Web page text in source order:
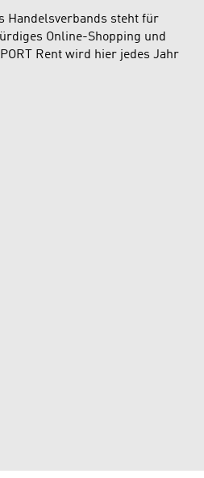
Handelsverbands steht für
Online-Shopping und
Rent wird hier jedes Jahr